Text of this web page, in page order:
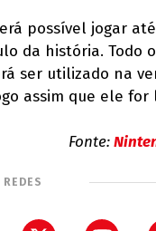
possível jogar
da história. Todo
ser utilizado na
assim que ele for
Fonte: